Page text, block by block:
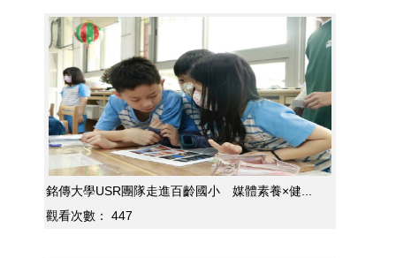
銘傳大學USR團隊走進百齡國小 媒體素養×健...
觀看次數：
447